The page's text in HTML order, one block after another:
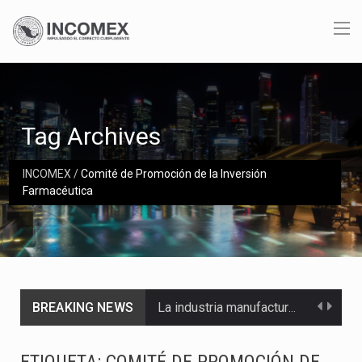
INCOMEX /Comité de Promoción de la Inversión
Farmacéutica
Tag Archives
BREAKING NEWS La industria manufacturera de exportación afiliada a Index en Nuevo León ha alcanzado hasta 10%…